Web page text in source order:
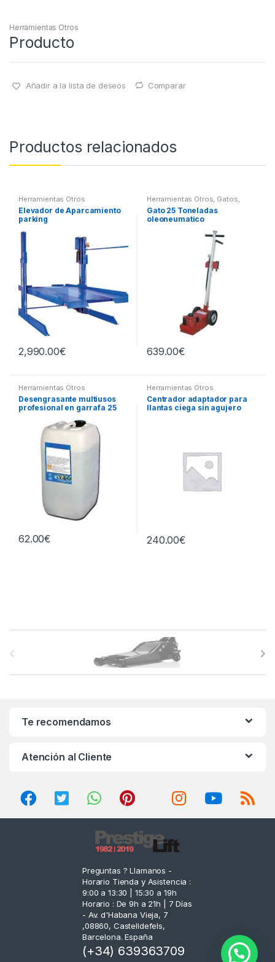
Herramientas Otros
Producto
Añadir a la lista de deseos Comparar
Productos relacionados
Herramientas Otros
Elevador de Aparcamiento
parking
2,990.00€
Herramientas Otros, Gatos,
Soportes y Hidraulica
Gato 25 Toneladas
oleoneumatico
639.00€
Herramientas Otros
Desengrasante multiusos
profesional en garrafa 25
62.00€
Herramientas Otros
Centrador adaptador para
llantas ciega sin agujero
240.00€
Te recomendamos
Atención al Cliente
Preguntas ? Llamanos -
Horario Tienda y Asistencia :
9:00 a 13:30 | 15:30 a 19h
Horario : De 9h a 21h | 7 Días
- Av. d'Habana Vieja, 7
,08860, Castelldefels,
Barcelona. España
(+34) 639363709